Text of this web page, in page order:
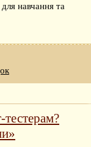
навчання та